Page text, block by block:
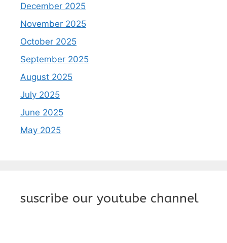
December 2025
November 2025
October 2025
September 2025
August 2025
July 2025
June 2025
May 2025
suscribe our youtube channel